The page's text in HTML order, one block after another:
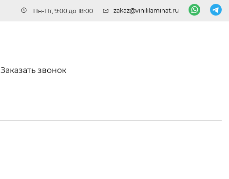
Пн-Пт, 9:00 до 18:00 zakaz@vinililaminat.ru
Заказать звонок